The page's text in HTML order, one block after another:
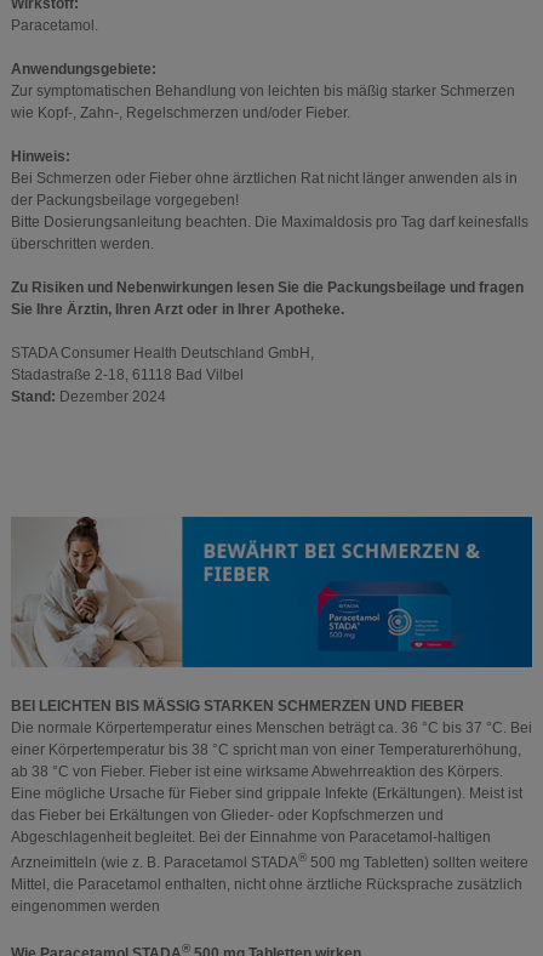
Wirkstoff:
Paracetamol.
Anwendungsgebiete:
Zur symptomatischen Behandlung von leichten bis mäßig starker Schmerzen
wie Kopf-, Zahn-, Regelschmerzen und/oder Fieber.
Hinweis:
Bei Schmerzen oder Fieber ohne ärztlichen Rat nicht länger anwenden als in
der Packungsbeilage vorgegeben!
Bitte Dosierungsanleitung beachten. Die Maximaldosis pro Tag darf keinesfalls
überschritten werden.
Zu Risiken und Nebenwirkungen lesen Sie die Packungsbeilage und fragen
Sie Ihre Ärztin, Ihren Arzt oder in Ihrer Apotheke.
STADA Consumer Health Deutschland GmbH,
Stadastraße 2-18, 61118 Bad Vilbel
Stand: Dezember 2024
BEI LEICHTEN BIS MÄSSIG STARKEN SCHMERZEN UND FIEBER
Die normale Körpertemperatur eines Menschen beträgt ca. 36 °C bis 37 °C. Bei
einer Körpertemperatur bis 38 °C spricht man von einer Temperaturerhöhung,
ab 38 °C von Fieber. Fieber ist eine wirksame Abwehrreaktion des Körpers.
Eine mögliche Ursache für Fieber sind grippale Infekte (Erkältungen). Meist ist
das Fieber bei Erkältungen von Glieder- oder Kopfschmerzen und
Abgeschlagenheit begleitet. Bei der Einnahme von Paracetamol-haltigen
Arzneimitteln (wie z. B. Paracetamol STADA®500 mg Tabletten) sollten weitere
Mittel, die Paracetamol enthalten, nicht ohne ärztliche Rücksprache zusätzlich
eingenommen werden
®